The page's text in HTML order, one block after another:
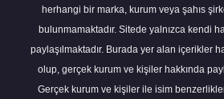
herhangi bir marka, kurum veya şahıs
bulunmamaktadır. Sitede yalnızca kendi
paylaşılmaktadır. Burada yer alan içerikler
olup, gerçek kurum ve kişiler hakkında
Gerçek kurum ve kişiler ile isim